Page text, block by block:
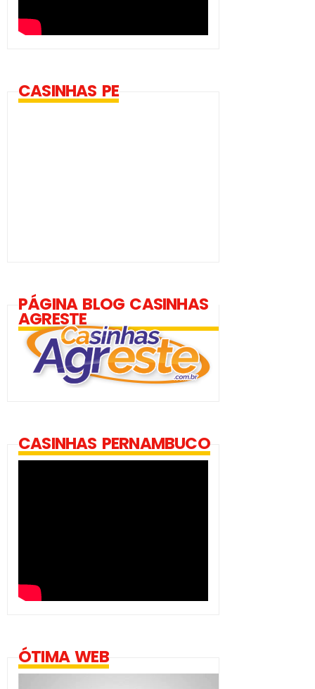
CASINHAS PE
PÁGINA BLOG CASINHAS
AGRESTE
CASINHAS PERNAMBUCO
ÓTIMA WEB